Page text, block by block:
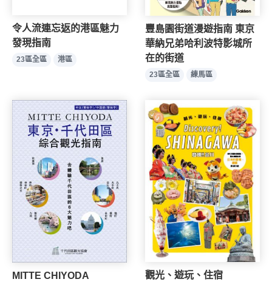
令人流連忘返的港區魅力
發現指南
23區全區 港區
豐島園街道漫遊指南 東京
華納兄弟哈利波特影城所
在的街道
23區全區 練馬區
MITTE CHIYODA
觀光、遊玩、住宿